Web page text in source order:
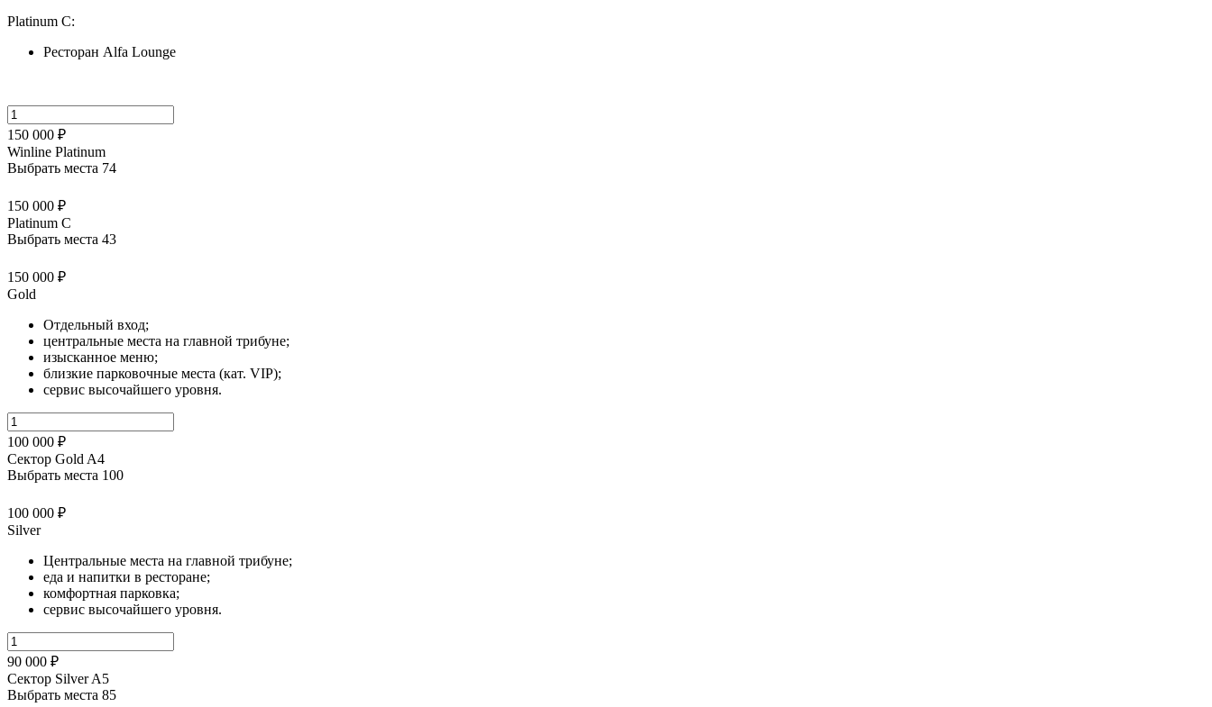
Platinum C:
Ресторан Alfa Lounge
150 000 ₽
Winline Platinum
Выбрать места 74
150 000 ₽
Platinum C
Выбрать места 43
150 000 ₽
Gold
Отдельный вход;
центральные места на главной трибуне;
изысканное меню;
близкие парковочные места (кат. VIP);
сервис высочайшего уровня.
100 000 ₽
Сектор Gold A4
Выбрать места 100
100 000 ₽
Silver
Центральные места на главной трибуне;
еда и напитки в ресторане;
комфортная парковка;
сервис высочайшего уровня.
90 000 ₽
Сектор Silver A5
Выбрать места 85